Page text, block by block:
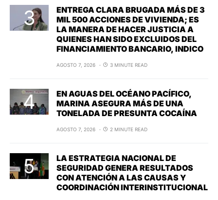
ENTREGA CLARA BRUGADA MÁS DE 3
MIL 500 ACCIONES DE VIVIENDA; ES
LA MANERA DE HACER JUSTICIA A
QUIENES HAN SIDO EXCLUIDOS DEL
FINANCIAMIENTO BANCARIO, INDICO
AGOSTO 7, 2026 3 MINUTE READ
EN AGUAS DEL OCÉANO PACÍFICO,
MARINA ASEGURA MÁS DE UNA
TONELADA DE PRESUNTA COCAÍNA
AGOSTO 7, 2026 2 MINUTE READ
LA ESTRATEGIA NACIONAL DE
SEGURIDAD GENERA RESULTADOS
CON ATENCIÓN A LAS CAUSAS Y
COORDINACIÓN INTERINSTITUCIONAL